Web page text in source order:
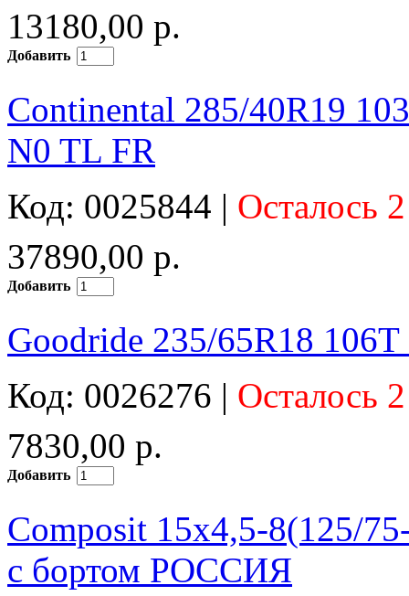
13180,00 р.
Добавить
Continental 285/40R19
N0 TL FR
Код: 0025844 | Осталось
37890,00 р.
Добавить
Goodride 235/65R18
Код: 0026276 | Осталось
7830,00 р.
Добавить
Composit 15x4,5-8(125/
с бортом РОССИЯ